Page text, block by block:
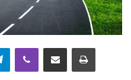
Telegram